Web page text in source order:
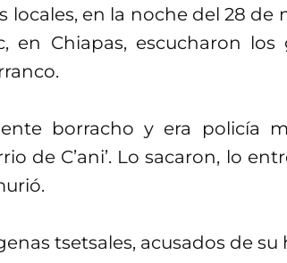
en la noche del 28 de
en Chiapas, escucharon
borracho y era policía
de C’ani’. Lo sacaron, lo
tsetsales, acusados de su